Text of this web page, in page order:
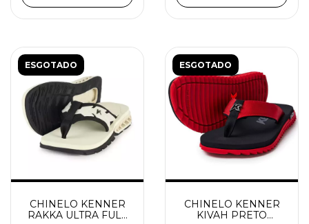
ESGOTADO
CHINELO KENNER
RAKKA ULTRA FULL
ESGOTADO
CHINELO KENNER
KIVAH PRETO